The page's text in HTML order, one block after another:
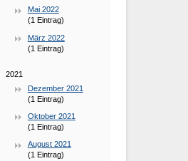
Mai 2022
(1 Eintrag)
März 2022
(1 Eintrag)
2021
Dezember 2021
(1 Eintrag)
Oktober 2021
(1 Eintrag)
August 2021
(1 Eintrag)